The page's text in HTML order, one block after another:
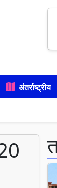
अंतर्राष्ट्रीय